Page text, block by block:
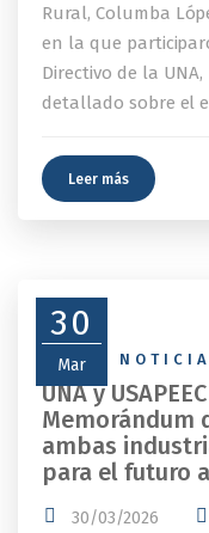
Rural, Columba
en la que
Directivo de la
detallado sobre el
Leer más
30
Mar
NEWS
UNA y
Memorándum
ambas
para el futuro
30/03/2026